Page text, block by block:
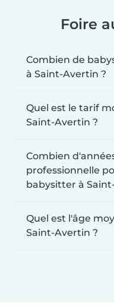
Foire
Combien de
à Saint-Avertin ?
Quel est le tarif
Saint-Avertin ?
Combien
professionnelle
babysitter à
Quel est l'âge
Saint-Avertin ?